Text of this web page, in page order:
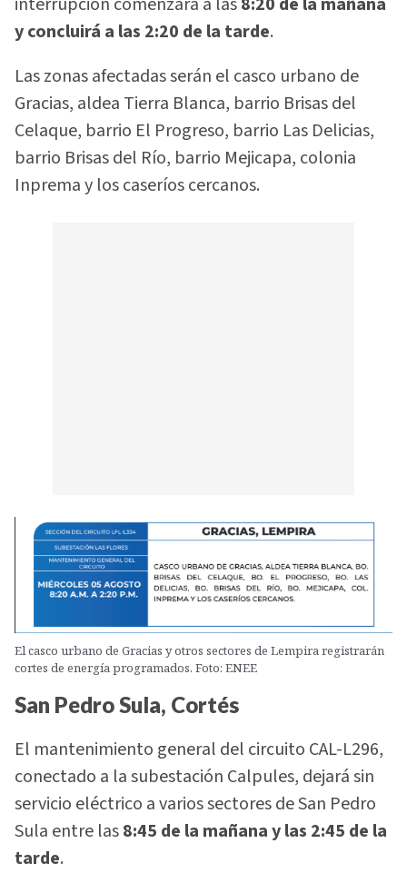
y concluirá a las 2:20 de la tarde.
Las zonas afectadas serán el casco urbano de
Gracias, aldea Tierra Blanca, barrio Brisas del
Celaque, barrio El Progreso, barrio Las Delicias,
barrio Brisas del Río, barrio Mejicapa, colonia
Inprema y los caseríos cercanos.
El casco urbano de Gracias y otros sectores de Lempira registrarán
cortes de energía programados. Foto: ENEE
San Pedro Sula, Cortés
El mantenimiento general del circuito CAL-L296,
conectado a la subestación Calpules, dejará sin
servicio eléctrico a varios sectores de San Pedro
Sula entre las8:45 de la mañana y las 2:45 de la
tarde.